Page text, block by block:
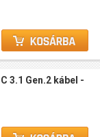
3.1 Gen.2 kábel -